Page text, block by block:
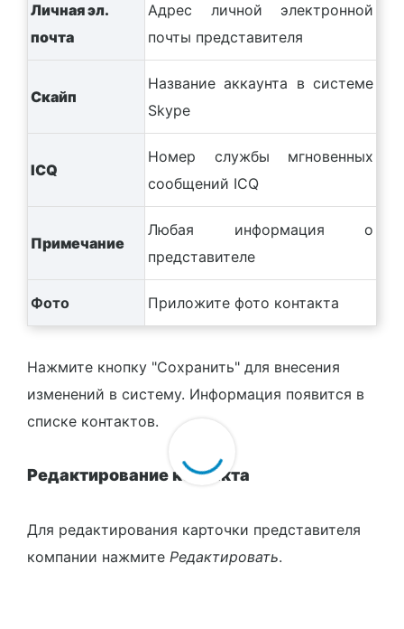
Личная эл.
почта
Адрес личной электронной
почты представителя
Скайп
Название аккаунта в системе
Skype
ICQ
Номер службы мгновенных
сообщений ICQ
Примечание
Любая информация о
представителе
Фото Приложите фото контакта
Нажмите кнопку "Сохранить" для внесения
изменений в систему. Информация появится в
списке контактов.
Редактирование контакта
Для редактирования карточки представителя
компании нажмите Редактировать.